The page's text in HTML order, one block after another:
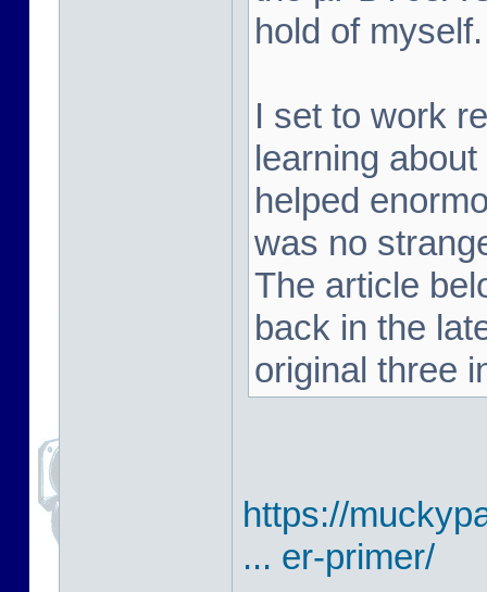
hold of myself.
I set to work
learning
helped
was no
The article
back in the
original three
https://
... er-primer/